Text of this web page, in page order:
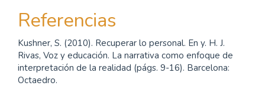
Referencias
Kushner, S. (2010). Recuperar lo personal. En y. H. J.
Rivas, Voz y educación. La narrativa como enfoque de
interpretación de la realidad (págs. 9-16). Barcelona:
Octaedro.